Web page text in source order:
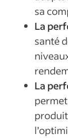
sa
La
santé
La